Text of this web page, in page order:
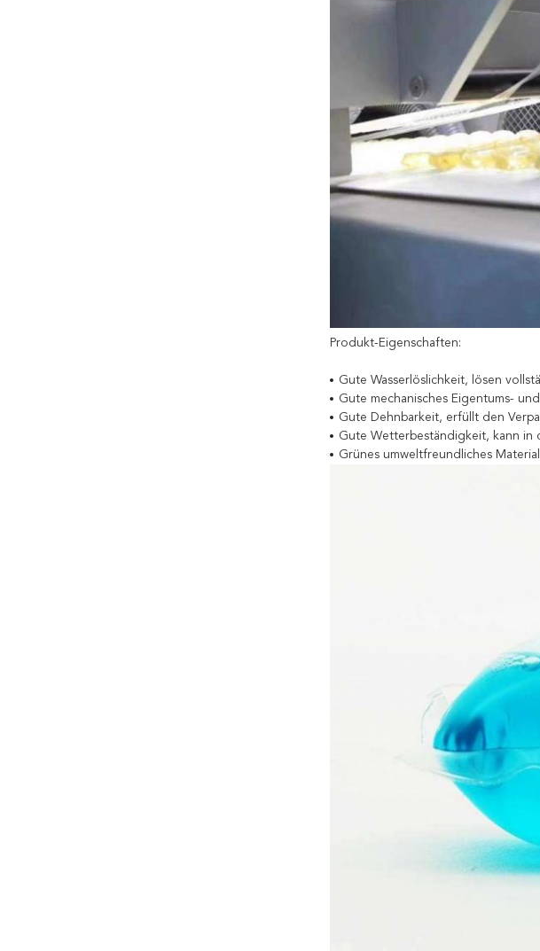
Produkt-Eigenschaften:
Gute Wasserlöslichkeit, lösen
Gute mechanisches Eigentums-
Gute Dehnbarkeit, erfüllt den
Gute Wetterbeständigkeit, kann in
Grünes umweltfreundliches